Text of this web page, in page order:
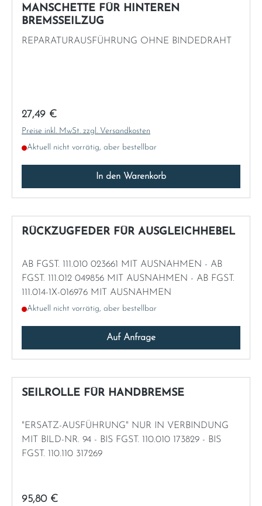
MANSCHETTE FÜR HINTEREN
BREMSSEILZUG
REPARATURAUSFÜHRUNG OHNE BINDEDRAHT
Regulärer Preis:
27,49 €
Preise inkl. MwSt. zzgl. Versandkosten
Aktuell nicht vorrätig, aber bestellbar
In den Warenkorb
RÜCKZUGFEDER FÜR AUSGLEICHHEBEL
AB FGST. 111.010 023661 MIT AUSNAHMEN - AB
FGST. 111.012 049856 MIT AUSNAHMEN - AB FGST.
111.014-1X-016976 MIT AUSNAHMEN
Aktuell nicht vorrätig, aber bestellbar
Auf Anfrage
SEILROLLE FÜR HANDBREMSE
"ERSATZ-AUSFÜHRUNG" NUR IN VERBINDUNG
MIT BILD-NR. 94 - BIS FGST. 110.010 173829 - BIS
FGST. 110.110 317269
Regulärer Preis:
95,80 €